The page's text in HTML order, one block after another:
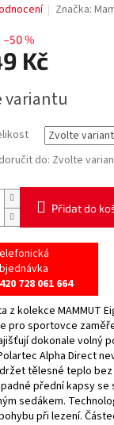
Značka:
–50 %
Kč
variantu
do: Zvolte
Přidat do
728 061 664
z kolekce MAMMUT
pro sportovce
dokonale volný
Alpha Direct
tělesné teplo
přední kapsy
sedákem.
při lezení.